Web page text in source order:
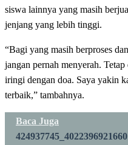
siswa lainnya yang masih
jenjang yang lebih tinggi.
“Bagi yang masih berproses
jangan pernah menyerah.
iringi dengan doa. Saya yakin
terbaik,” tambahnya.
Baca Juga